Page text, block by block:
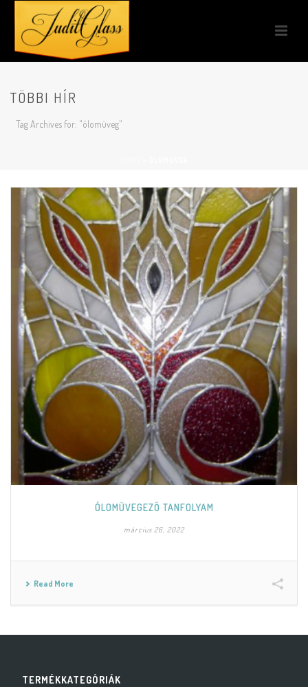
TÖBBI HÍR
Tag Archives for: "ólomüveg"
ÓLOMÜVEGEZŐ TANFOLYAM
március 26, 2022
Read More
TERMÉKKATEGÓRIÁK